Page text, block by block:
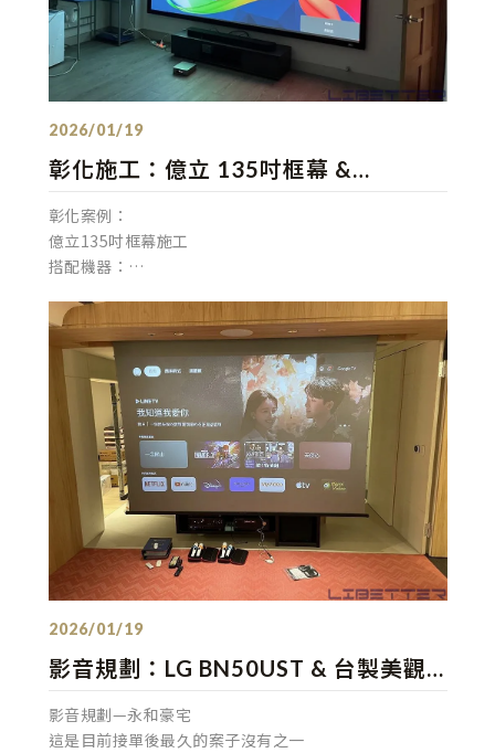
彰化施工：億立 135吋框幕 &
Viewsonic Px728-4K 4K投影機 享受
家庭劇院的沉浸感！
佈：2026/01/19
彰化案例：
億立135吋框幕施工
搭配機器：
影音規劃：LG BN50UST & 台製美觀
電動吊架 各式喇叭組合 盡全力滿足您
的要求
佈：2026/01/19
影音規劃—永和豪宅
這是目前接單後最久的案子沒有之一